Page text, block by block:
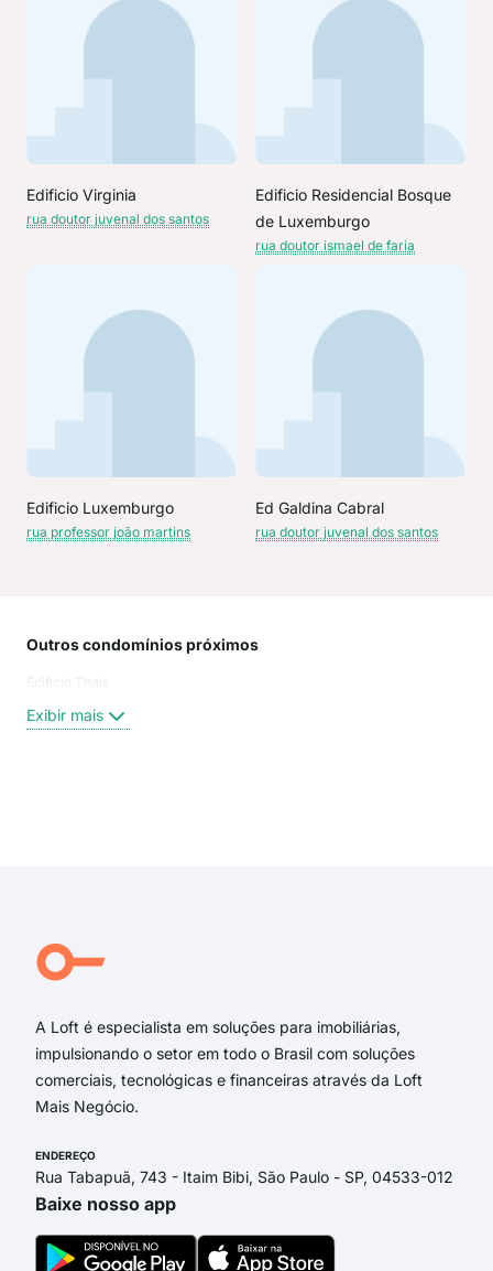
Edificio Virginia
rua doutor juvenal dos santos
Edificio Residencial Bosque
de Luxemburgo
rua doutor ismael de faria
Edificio Luxemburgo
rua professor joão martins
Ed Galdina Cabral
rua doutor juvenal dos santos
Outros condomínios próximos
Edificio Thais
Exibir mais
A Loft é especialista em soluções para imobiliárias,
impulsionando o setor em todo o Brasil com soluções
comerciais, tecnológicas e financeiras através da Loft
Mais Negócio.
ENDEREÇO
Rua Tabapuã, 743 - Itaim Bibi, São Paulo - SP, 04533-012
Baixe nosso app